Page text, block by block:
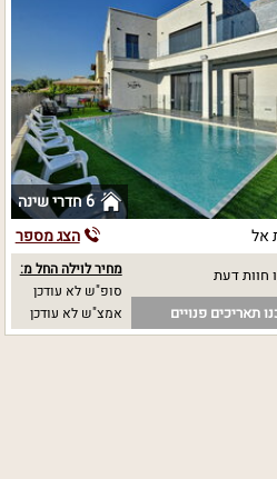
6 חדרי שינה
אל הצג מספר
חוות דעת
תאריכים פנויים
מחיר לוילה החל מ:
סופ"ש לא עודכן
אמצ"ש לא עודכן